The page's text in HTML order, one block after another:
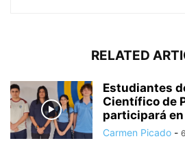
RELATED
Estudiantes
Científico de
participará
Carmen Picado -